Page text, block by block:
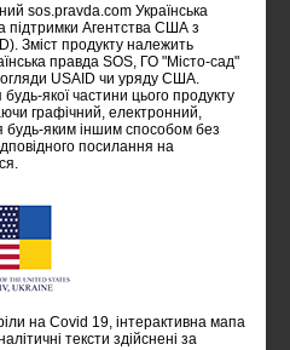
sos.pravda.com Українська
підтримки Агентства США з
Зміст продукту належить
правда SOS, ГО "Місто-сад"
USAID чи уряду США.
якої частини цього продукту
графічний, електронний,
будь-яким іншим способом без
посилання на
на Covid 19, інтерактивна мапа
тексти здійснені за